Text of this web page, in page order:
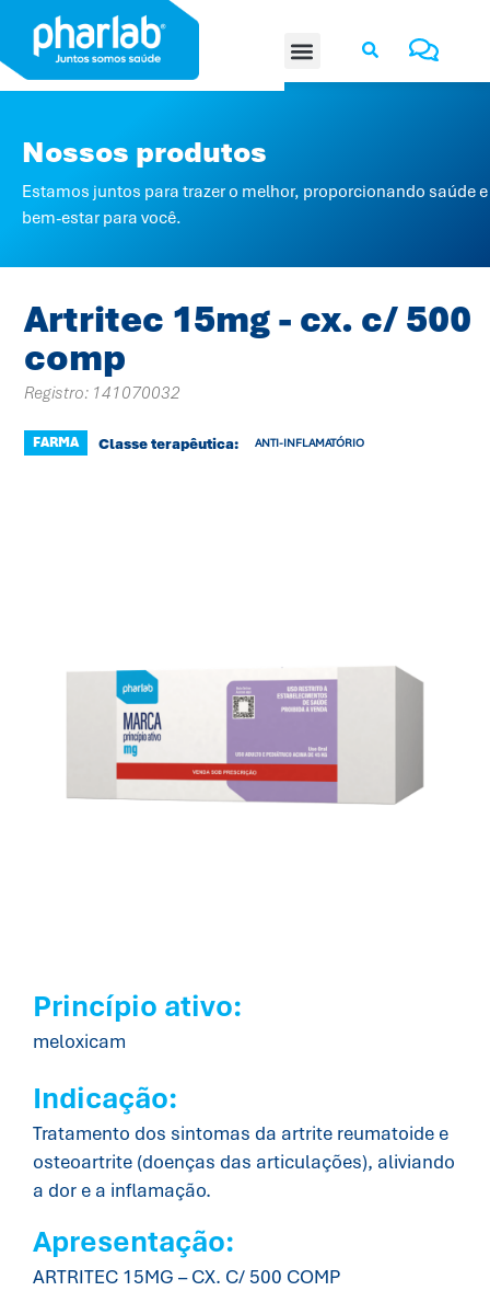
Nossos produtos
Estamos juntos para trazer o melhor, proporcionando saúde e
bem-estar para você.
Artritec 15mg - cx. c/ 500
comp
Registro: 141070032
FARMA Classe terapêutica: ANTI-INFLAMATÓRIO
Princípio ativo:
meloxicam
Indicação:
Tratamento dos sintomas da artrite reumatoide e
osteoartrite (doenças das articulações), aliviando
a dor e a inflamação.
Apresentação:
ARTRITEC 15MG – CX. C/ 500 COMP